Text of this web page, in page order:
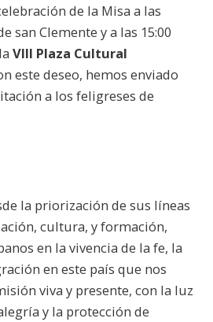
de la Misa a las
san Clemente y a las 15:00
VIII Plaza Cultural
este deseo, hemos enviado
a los feligreses de
priorización de sus líneas
cultura, y formación,
en la vivencia de la fe, la
en este país que nos
viva y presente, con la luz
y la protección de